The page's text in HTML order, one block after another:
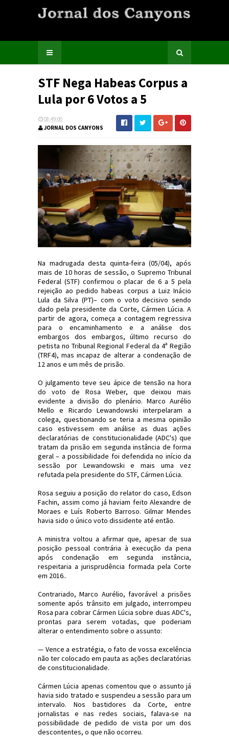
STF Nega Habeas Corpus a
Lula por 6 Votos a 5
08:49:00
JORNAL DOS CANYONS
Na madrugada desta quinta-feira (05/04), após
mais de 10 horas de sessão, o Supremo Tribunal
Federal (STF) confirmou o placar de 6 a 5 pela
rejeição ao pedido habeas corpus a Luiz Inácio
Lula da Silva (PT)– com o voto decisivo sendo
dado pela presidente da Corte, Cármen Lúcia. A
partir de agora, começa a contagem regressiva
para o encaminhamento e a análise dos
embargos dos embargos, último recurso do
petista no Tribunal Regional Federal da 4ª Região
(TRF4), mas incapaz de alterar a condenação de
12 anos e um mês de prisão.
O julgamento teve seu ápice de tensão na hora
do voto de Rosa Weber, que deixou mais
evidente a divisão do plenário. Marco Aurélio
Mello e Ricardo Lewandowski interpelaram a
colega, questionando se teria a mesma opinião
caso estivessem em análise as duas ações
declaratórias de constitucionalidade (ADC's) que
tratam da prisão em segunda instância de forma
geral – a possibilidade foi defendida no início da
sessão por Lewandowski e mais uma vez
refutada pela presidente do STF, Cármen Lúcia.
Rosa seguiu a posição do relator do caso, Edson
Fachin, assim como já haviam feito Alexandre de
Moraes e Luís Roberto Barroso. Gilmar Mendes
havia sido o único voto dissidente até então.
A ministra voltou a afirmar que, apesar de sua
posição pessoal contrária à execução da pena
após condenação em segunda instância,
respeitaria a jurisprudência formada pela Corte
em 2016..
Contrariado, Marco Aurélio, favorável a prisões
somente após trânsito em julgado, interrompeu
Rosa para cobrar Cármen Lúcia sobre duas ADC's,
prontas para serem votadas, que poderiam
alterar o entendimento sobre o assunto:
— Vence a estratégia, o fato de vossa excelência
não ter colocado em pauta as ações declaratórias
de constitucionalidade.
Cármen Lúcia apenas comentou que o assunto já
havia sido tratado e suspendeu a sessão para um
intervalo. Nos bastidores da Corte, entre
jornalistas e nas redes sociais, falava-se na
possibilidade de pedido de vista por um dos
descontentes, o que não ocorreu.